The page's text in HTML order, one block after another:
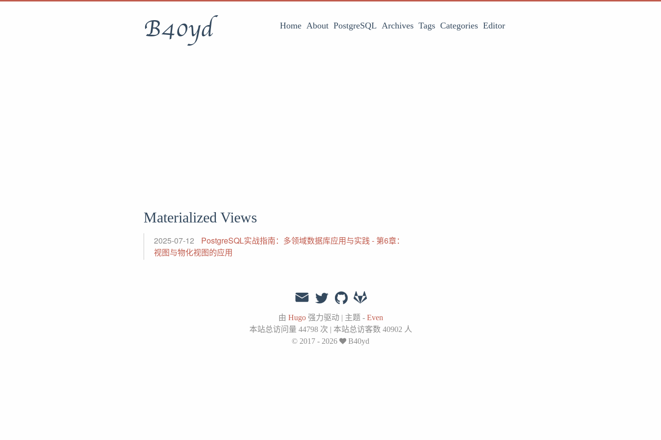
B40yd Home About PostgreSQL Archives Tags Categories Editor
Materialized Views
2025-07-12
PostgreSQL实战指南：多领域数据库应用与实践 - 第6章：
视图与物化视图的应用
由 Hugo强力驱动 | 主题 - Even
本站总访问量 44798次 | 本站总访客数 40902 人
© 2017 - 2026
B40yd